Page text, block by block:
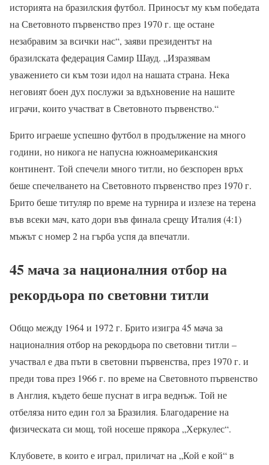
историята на бразилския футбол. Приносът му към победата
на Световното първенство през 1970 г. ще остане
незабравим за всички нас“, заяви президентът на
бразилската федерация Самир Шауд. „Изразявам
уважението си към този идол на нашата страна. Нека
неговият боен дух послужи за вдъхновение на нашите
играчи, които участват в Световното първенство.“
Брито играеше успешно футбол в продължение на много
години, но никога не напусна южноамериканския
континент. Той спечели много титли, но безспорен връх
беше спечелването на Световното първенство през 1970 г.
Брито беше титуляр по време на турнира и излезе на терена
във всеки мач, като дори във финала срещу Италия (4:1)
мъжът с номер 2 на гърба успя да впечатли.
45 мача за националния отбор на
рекордьора по световни титли
Общо между 1964 и 1972 г. Брито изигра 45 мача за
националния отбор на рекордьора по световни титли –
участвал е два пъти в световни първенства, през 1970 г. и
преди това през 1966 г. по време на Световното първенство
в Англия, където беше пуснат в игра веднъж. Той не
отбеляза нито един гол за Бразилия. Благодарение на
физическата си мощ, той носеше прякора „Херкулес“.
Клубовете, в които е играл, приличат на „Кой е кой“ в